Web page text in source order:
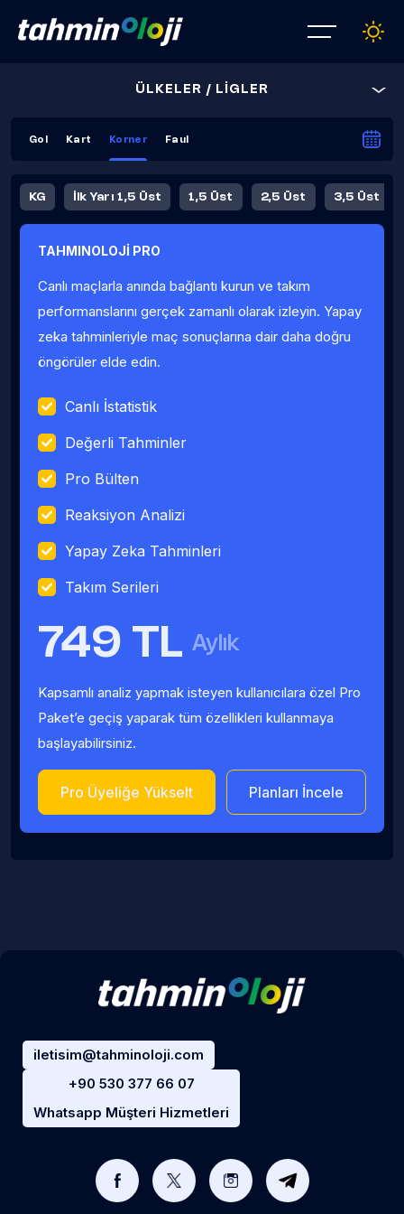
ÜLKELER / LİGLER
Gol Kart Korner Faul
KG İlk Yarı 1,5 Üst 1,5 Üst 2,5 Üst 3,5 Üst
Fauller Ortalama
TAHMINOLOJİ PRO
Canlı maçlarla anında bağlantı kurun ve takım
performanslarını gerçek zamanlı olarak izleyin. Yapay
zeka tahminleriyle maç sonuçlarına dair daha doğru
öngörüler elde edin.
Canlı İstatistik
Değerli Tahminler
Pro Bülten
Reaksiyon Analizi
Yapay Zeka Tahminleri
Takım Serileri
749 TL Aylık
Kapsamlı analiz yapmak isteyen kullanıcılara özel Pro
Paket’e geçiş yaparak tüm özellikleri kullanmaya
başlayabilirsiniz.
Pro Üyeliğe Yükselt Planları İncele
iletisim@tahminoloji.com
+90 530 377 66 07
Whatsapp Müşteri Hizmetleri